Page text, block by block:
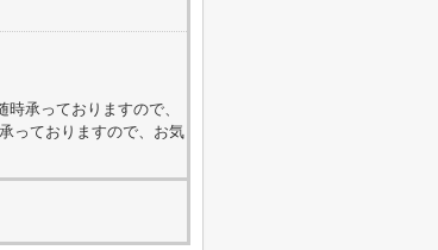
承っておりますので、
っておりますので、お気